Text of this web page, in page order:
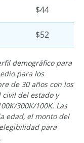
$44
$52
demográfico para
para los
de 30 años con los
del estado y
300K/100K. Las
edad, el monto del
para